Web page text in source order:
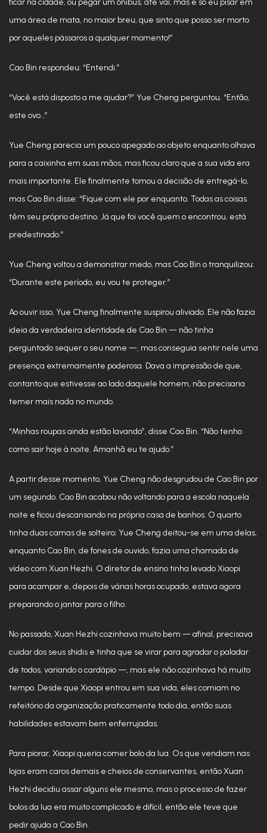
uma área de mata, no maior breu, que sinto que posso ser morto
por aqueles pássaros a qualquer momento!”
Cao Bin respondeu: “Entendi.”
“Você está disposto a me ajudar?” Yue Cheng perguntou. “Então,
este ovo…”
Yue Cheng parecia um pouco apegado ao objeto enquanto olhava
para a caixinha em suas mãos, mas ficou claro que a sua vida era
mais importante. Ele finalmente tomou a decisão de entregá-lo,
mas Cao Bin disse: “Fique com ele por enquanto. Todas as coisas
têm seu próprio destino. Já que foi você quem o encontrou, está
predestinado.”
Yue Cheng voltou a demonstrar medo, mas Cao Bin o tranquilizou:
“Durante este período, eu vou te proteger.”
Ao ouvir isso, Yue Cheng finalmente suspirou aliviado. Ele não fazia
ideia da verdadeira identidade de Cao Bin — não tinha
perguntado sequer o seu nome —, mas conseguia sentir nele uma
presença extremamente poderosa. Dava a impressão de que,
contanto que estivesse ao lado daquele homem, não precisaria
temer mais nada no mundo.
“Minhas roupas ainda estão lavando”, disse Cao Bin. “Não tenho
como sair hoje à noite. Amanhã eu te ajudo.”
A partir desse momento, Yue Cheng não desgrudou de Cao Bin por
um segundo. Cao Bin acabou não voltando para a escola naquela
noite e ficou descansando na própria casa de banhos. O quarto
tinha duas camas de solteiro; Yue Cheng deitou-se em uma delas,
enquanto Cao Bin, de fones de ouvido, fazia uma chamada de
vídeo com Xuan Hezhi. O diretor de ensino tinha levado Xiaopi
para acampar e, depois de várias horas ocupado, estava agora
preparando o jantar para o filho.
No passado, Xuan Hezhi cozinhava muito bem — afinal, precisava
cuidar dos seus shidis e tinha que se virar para agradar o paladar
de todos, variando o cardápio —, mas ele não cozinhava há muito
tempo. Desde que Xiaopi entrou em sua vida, eles comiam no
refeitório da organização praticamente todo dia, então suas
habilidades estavam bem enferrujadas.
Para piorar, Xiaopi queria comer bolo da lua. Os que vendiam nas
lojas eram caros demais e cheios de conservantes, então Xuan
Hezhi decidiu assar alguns ele mesmo, mas o processo de fazer
bolos da lua era muito complicado e difícil, então ele teve que
pedir ajuda a Cao Bin.